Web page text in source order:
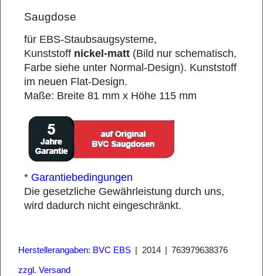
Saugdose
für EBS-Staubsaugsysteme,
Kunststoff nickel-matt (Bild nur schematisch,
Farbe siehe unter Normal-Design). Kunststoff
im neuen Flat-Design.
Maße: Breite 81 mm x Höhe 115 mm
* Garantiebedingungen
Die gesetzliche Gewährleistung durch uns,
wird dadurch nicht eingeschränkt.
Herstellerangaben: BVC EBS 2014 763979638376
zzgl. Versand